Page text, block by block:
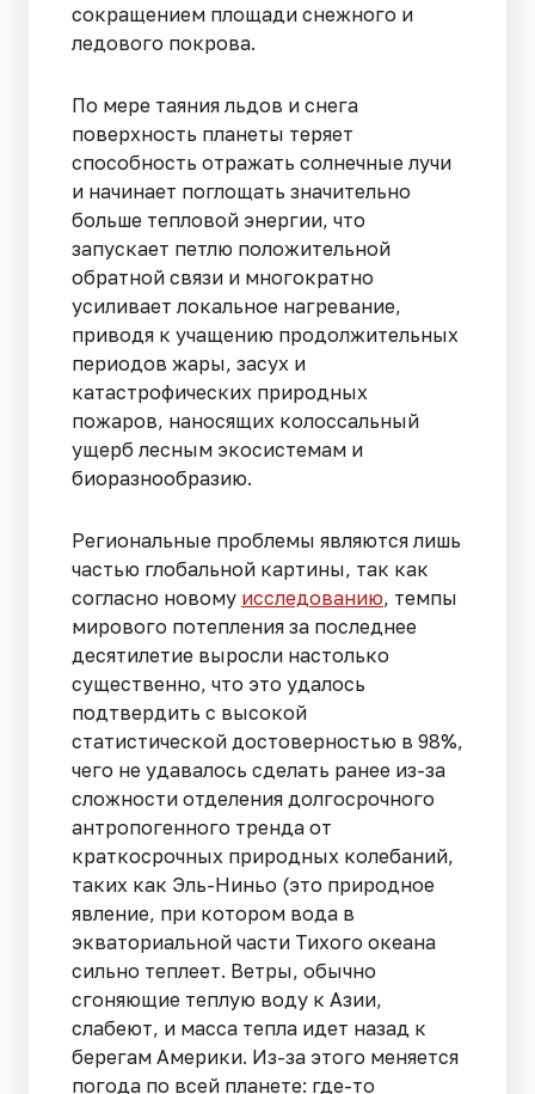
сокращением площади снежного и
ледового покрова.
По мере таяния льдов и снега
поверхность планеты теряет
способность отражать солнечные лучи
и начинает поглощать значительно
больше тепловой энергии, что
запускает петлю положительной
обратной связи и многократно
усиливает локальное нагревание,
приводя к учащению продолжительных
периодов жары, засух и
катастрофических природных
пожаров, наносящих колоссальный
ущерб лесным экосистемам и
биоразнообразию.
Региональные проблемы являются лишь
частью глобальной картины, так как
согласно новому исследованию, темпы
мирового потепления за последнее
десятилетие выросли настолько
существенно, что это удалось
подтвердить с высокой
статистической достоверностью в 98%,
чего не удавалось сделать ранее из-за
сложности отделения долгосрочного
антропогенного тренда от
краткосрочных природных колебаний,
таких как Эль-Ниньо (это природное
явление, при котором вода в
экваториальной части Тихого океана
сильно теплеет. Ветры, обычно
сгоняющие теплую воду к Азии,
слабеют, и масса тепла идет назад к
берегам Америки. Из-за этого меняется
погода по всей планете: где-то